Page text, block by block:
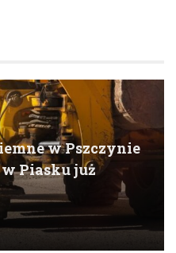
w Pszczynie
Piasku już